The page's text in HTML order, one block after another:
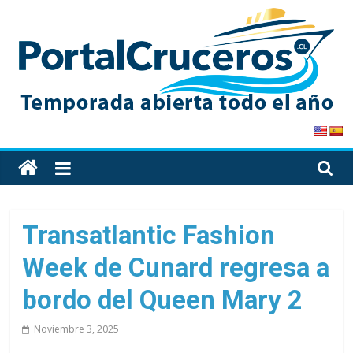
content
PortalCruceros
Toda
la
de
cruceros
en
solo
Transatlantic Fashion
Week de Cunard regresa a
bordo del Queen Mary 2
Noviembre 3, 2025